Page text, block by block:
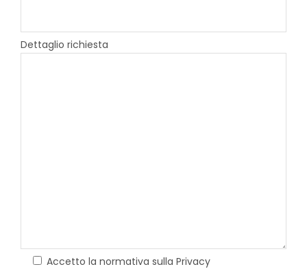
Dettaglio richiesta
Accetto la normativa sulla Privacy